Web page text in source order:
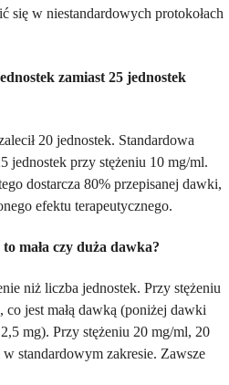
się w niestandardowych protokołach
zamiast 25 jednostek
20 jednostek. Standardowa
jednostek przy stężeniu 10 mg/ml.
dostarcza 80% przepisanej dawki,
efektu terapeutycznego.
mała czy duża dawka?
niż liczba jednostek. Przy stężeniu
jest małą dawką (poniżej dawki
mg). Przy stężeniu 20 mg/ml, 20
standardowym zakresie. Zawsze